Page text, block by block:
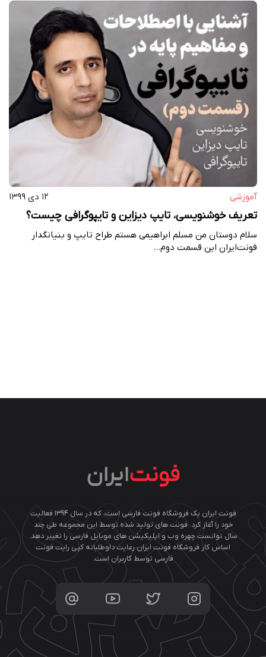
آموزشی ۱۲ دی ۱۳۹۹
تعریف خوشنویسی، تایپ دیزاین و تایپوگرافی چیست؟
سلام دوستان من مسلم ابراهیمی هستم طراح تایپ و بنیانگدار
فونت‌ایران این قسمت دوم…
فونت ایران یک فروشگاه فونت فارسی است، که در سال ۱۳۹۴ فعالیت
خود را آغاز کرد. فونت های تولید شده توسط این مجموعه طی چند
سال توانست چهره وب و اپلیکیشن های موبایل فارسی را تغییر دهد.
اساس کار فروشگاه فونت ایران رعایت داوطلبانه کپی رایت فونت
فارسی توسط کاربران است.